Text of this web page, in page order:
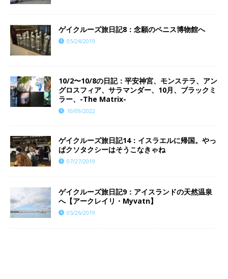
ゲイクルーズ旅日記8：念願のペニス博物館へ
05/24/2019
10/2〜10/8の日記：平安神宮、モンステラ、アン
グロスフィア、サラマンダー、10月、ブラックミ
ラー、-The Matrix-
10/09/2022
ゲイクルーズ旅日記14：イスラエルに帰国。やっ
ぱクソタクシーはそうこなきゃね
07/27/2019
ゲイクルーズ旅日記9：アイスランドの天然温泉
へ【アークレイリ・Myvatn】
05/26/2019